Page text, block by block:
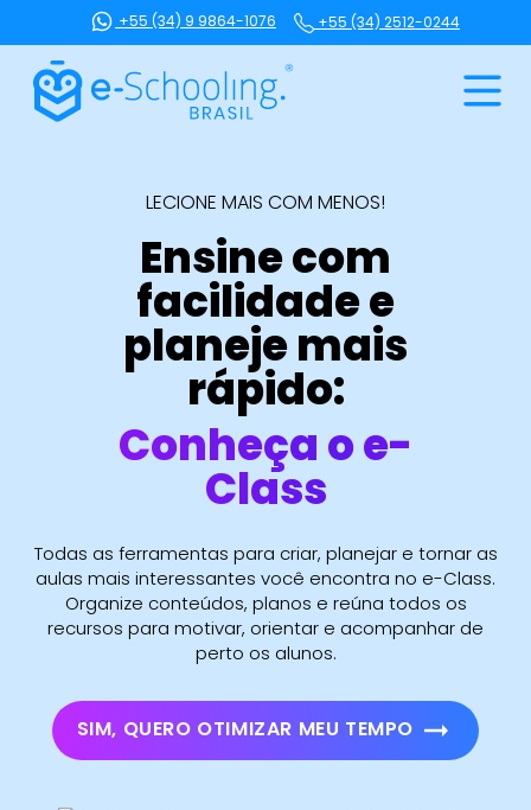
+55 (34) 9 9864-1076 +55 (34) 2512-0244
CONTEÚDO
Quero Conhecer
SOU CLIENTE!
Central de vendas
+55 (34) 2512-0244
+55 (34) 9 9864-1076
LECIONE MAIS COM MENOS!
Ensine com
facilidade e
planeje mais
rápido:
Conheça o e-
Class
Todas as ferramentas para criar, planejar e tornar as
aulas mais interessantes você encontra no e-Class.
Organize conteúdos, planos e reúna todos os
recursos para motivar, orientar e acompanhar de
perto os alunos.
SIM, QUERO OTIMIZAR MEU TEMPO